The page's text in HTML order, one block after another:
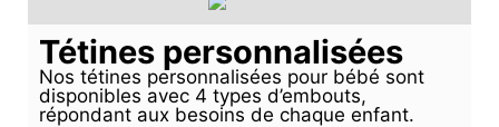
Tétines personnalisées
Nos tétines personnalisées pour bébé sont
disponibles avec 4 types d’embouts,
répondant aux besoins de chaque enfant.